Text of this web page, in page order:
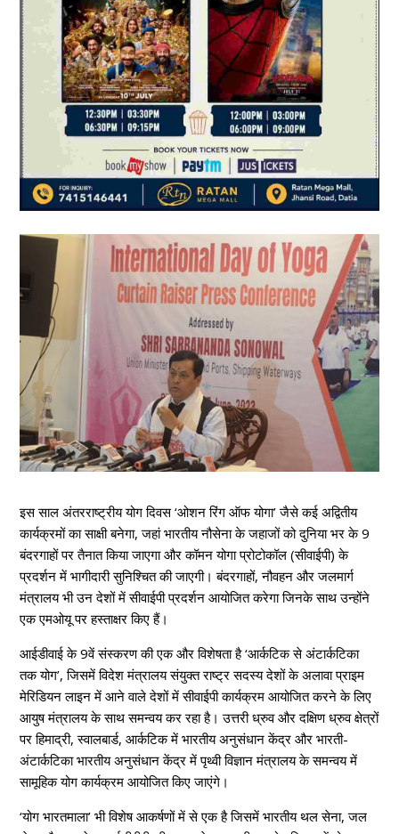
इस साल अंतरराष्ट्रीय योग दिवस ‘ओशन रिंग ऑफ योगा’ जैसे कई अद्वितीय
कार्यक्रमों का साक्षी बनेगा, जहां भारतीय नौसेना के जहाजों को दुनिया भर के 9
बंदरगाहों पर तैनात किया जाएगा और कॉमन योगा प्रोटोकॉल (सीवाईपी) के
प्रदर्शन में भागीदारी सुनिश्चित की जाएगी। बंदरगाहों, नौवहन और जलमार्ग
मंत्रालय भी उन देशों में सीवाईपी प्रदर्शन आयोजित करेगा जिनके साथ उन्होंने
एक एमओयू पर हस्ताक्षर किए हैं।
आईडीवाई के 9वें संस्करण की एक और विशेषता है ‘आर्कटिक से अंटार्कटिका
तक योग’, जिसमें विदेश मंत्रालय संयुक्त राष्ट्र सदस्य देशों के अलावा प्राइम
मेरिडियन लाइन में आने वाले देशों में सीवाईपी कार्यक्रम आयोजित करने के लिए
आयुष मंत्रालय के साथ समन्वय कर रहा है। उत्तरी ध्रुव और दक्षिण ध्रुव क्षेत्रों
पर हिमाद्री, स्वालबार्ड, आर्कटिक में भारतीय अनुसंधान केंद्र और भारती-
अंटार्कटिका भारतीय अनुसंधान केंद्र में पृथ्वी विज्ञान मंत्रालय के समन्वय में
सामूहिक योग कार्यक्रम आयोजित किए जाएंगे।
‘योग भारतमाला’ भी विशेष आकर्षणों में से एक है जिसमें भारतीय थल सेना, जल